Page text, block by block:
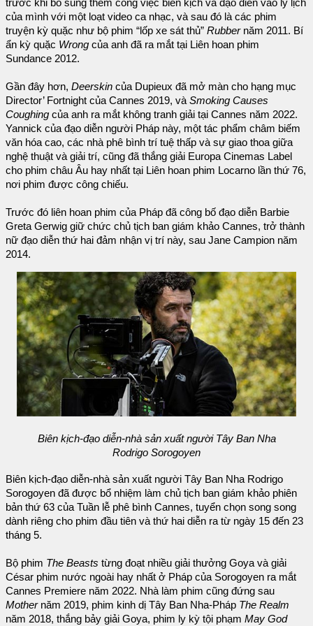
trước khi bổ sung thêm công việc biên kịch và đạo diễn vào lý lịch
của mình với một loạt video ca nhạc, và sau đó là các phim
truyện kỳ quặc như bộ phim “lốp xe sát thủ” Rubber năm 2011. Bí
ẩn kỳ quặc Wrong của anh đã ra mắt tại Liên hoan phim
Sundance 2012.
Gần đây hơn, Deerskin của Dupieux đã mở màn cho hạng mục
Director’ Fortnight của Cannes 2019, vàSmoking Causes
Coughing của anh ra mắt không tranh giải tại Cannes năm 2022.
Yannick của đạo diễn người Pháp này, một tác phẩm châm biếm
văn hóa cao, các nhà phê bình trí tuệ thấp và sự giao thoa giữa
nghệ thuật và giải trí, cũng đã thắng giải Europa Cinemas Label
cho phim châu Âu hay nhất tại Liên hoan phim Locarno lần thứ 76,
nơi phim được công chiếu.
Trước đó liên hoan phim của Pháp đã công bố đạo diễn Barbie
Greta Gerwig giữ chức chủ tịch ban giám khảo Cannes, trở thành
nữ đạo diễn thứ hai đảm nhận vị trí này, sau Jane Campion năm
2014.
Biên kịch-đạo diễn-nhà sản xuất người Tây Ban Nha
Rodrigo Sorogoyen
Biên kịch-đạo diễn-nhà sản xuất người Tây Ban Nha Rodrigo
Sorogoyen đã được bổ nhiệm làm chủ tịch ban giám khảo phiên
bản thứ 63 của Tuần lễ phê bình Cannes, tuyển chọn song song
dành riêng cho phim đầu tiên và thứ hai diễn ra từ ngày 15 đến 23
tháng 5.
Bộ phim The Beasts từng đoạt nhiều giải thưởng Goya và giải
César phim nước ngoài hay nhất ở Pháp của Sorogoyen ra mắt
Cannes Premiere năm 2022. Nhà làm phim cũng đứng sau
Mothernăm 2019, phim kinh dị Tây Ban Nha-Pháp The Realm
năm 2018, thắng bảy giải Goya, phim ly kỳ tội phạm May God